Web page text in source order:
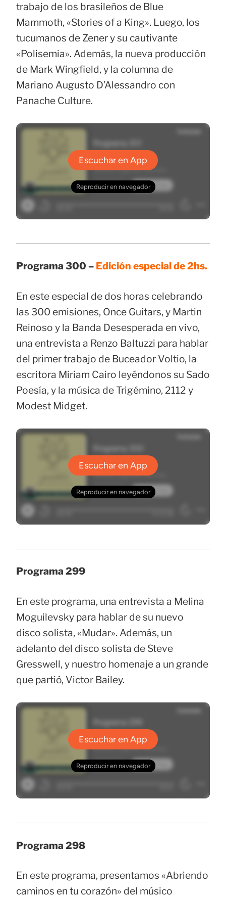
trabajo de los brasileños de Blue
Mammoth, «Stories of a King». Luego, los
tucumanos de Zener y su cautivante
«Polisemia». Además, la nueva producción
de Mark Wingfield, y la columna de
Mariano Augusto D’Alessandro con
Panache Culture.
Programa 300 – Edición especial de 2hs.
En este especial de dos horas celebrando
las 300 emisiones, Once Guitars, y Martin
Reinoso y la Banda Desesperada en vivo,
una entrevista a Renzo Baltuzzi para hablar
del primer trabajo de Buceador Voltio, la
escritora Miriam Cairo leyéndonos su Sado
Poesía, y la música de Trigémino, 2112 y
Modest Midget.
Programa 299
En este programa, una entrevista a Melina
Moguilevsky para hablar de su nuevo
disco solista, «Mudar». Además, un
adelanto del disco solista de Steve
Gresswell, y nuestro homenaje a un grande
que partió, Victor Bailey.
Programa 298
En este programa, presentamos «Abriendo
caminos en tu corazón» del músico